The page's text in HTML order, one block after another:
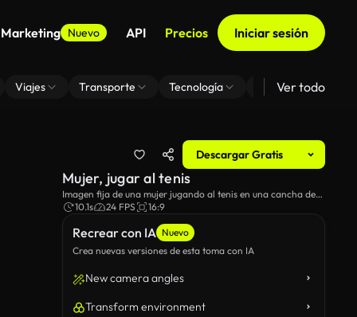
Marketing Nuevo API Precios Iniciar sesión
Viajes Transporte Tecnología Zoom De Fondo
Ver todo
Descargar Gratis
Recrear con IA Nuevo
Crea nuevas versiones de esta toma con IA
New camera angles
Transform environment
Mujer, jugar al tenis
Imagen fija de una mujer jugando al tenis en una cancha de
tenis.10.1s 24 FPS 16:9